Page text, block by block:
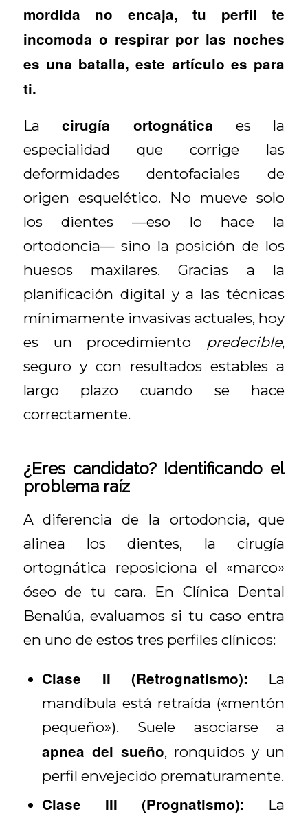
mordida no encaja, tu perfil te
incomoda o respirar por las noches
es una batalla, este artículo es para
ti.
Lacirugía ortognática es la
especialidad que corrige las
deformidades dentofaciales de
origen esquelético. No mueve solo
los dientes —eso lo hace la
ortodoncia— sino la posición de los
huesos maxilares. Gracias a la
planificación digital y a las técnicas
mínimamente invasivas actuales, hoy
es un procedimiento predecible,
seguro y con resultados estables a
largo plazo cuando se hace
correctamente.
¿Eres candidato? Identificando el
problema raíz
A diferencia de la ortodoncia, que
alinea los dientes, la cirugía
ortognática reposiciona el «marco»
óseo de tu cara. En Clínica Dental
Benalúa, evaluamos si tu caso entra
en uno de estos tres perfiles clínicos:
Clase II (Retrognatismo): La
mandíbula está retraída («mentón
pequeño»). Suele asociarse a
apnea del sueño, ronquidos y un
perfil envejecido prematuramente.
Clase III (Prognatismo): La